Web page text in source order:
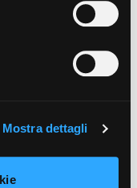
dell’informativa
cliccando qui.
Mostra dettagli